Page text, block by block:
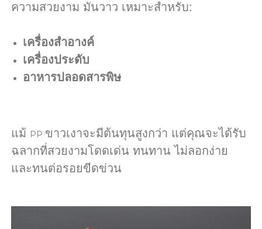
ความสวยงาม มันวาว เหมาะสำหรับ:
เครื่องสำอางค์
เครื่องประดับ
อาหารปลอดสารพิษ
แม้ PP ขาวเงาจะมีต้นทุนสูงกว่า แต่คุณจะได้รับ
ฉลากที่สวยงามโดดเด่น ทนทาน ไม่ลอกง่าย
และทนต่อรอยขีดข่วน